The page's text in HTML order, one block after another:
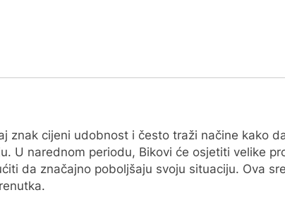
znak cijeni udobnost i često traži načine kako
U narednom periodu, Bikovi će osjetiti velike
da značajno poboljšaju svoju situaciju. Ova